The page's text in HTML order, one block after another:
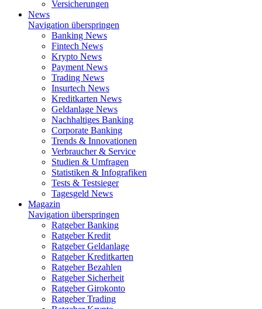
Versicherungen
News
Navigation überspringen
Banking News
Fintech News
Krypto News
Payment News
Trading News
Insurtech News
Kreditkarten News
Geldanlage News
Nachhaltiges Banking
Corporate Banking
Trends & Innovationen
Verbraucher & Service
Studien & Umfragen
Statistiken & Infografiken
Tests & Testsieger
Tagesgeld News
Magazin
Navigation überspringen
Ratgeber Banking
Ratgeber Kredit
Ratgeber Geldanlage
Ratgeber Kreditkarten
Ratgeber Bezahlen
Ratgeber Sicherheit
Ratgeber Girokonto
Ratgeber Trading